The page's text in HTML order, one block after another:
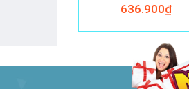
636.900₫